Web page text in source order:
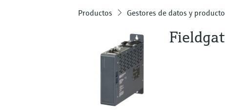
Productos Gestores de datos y